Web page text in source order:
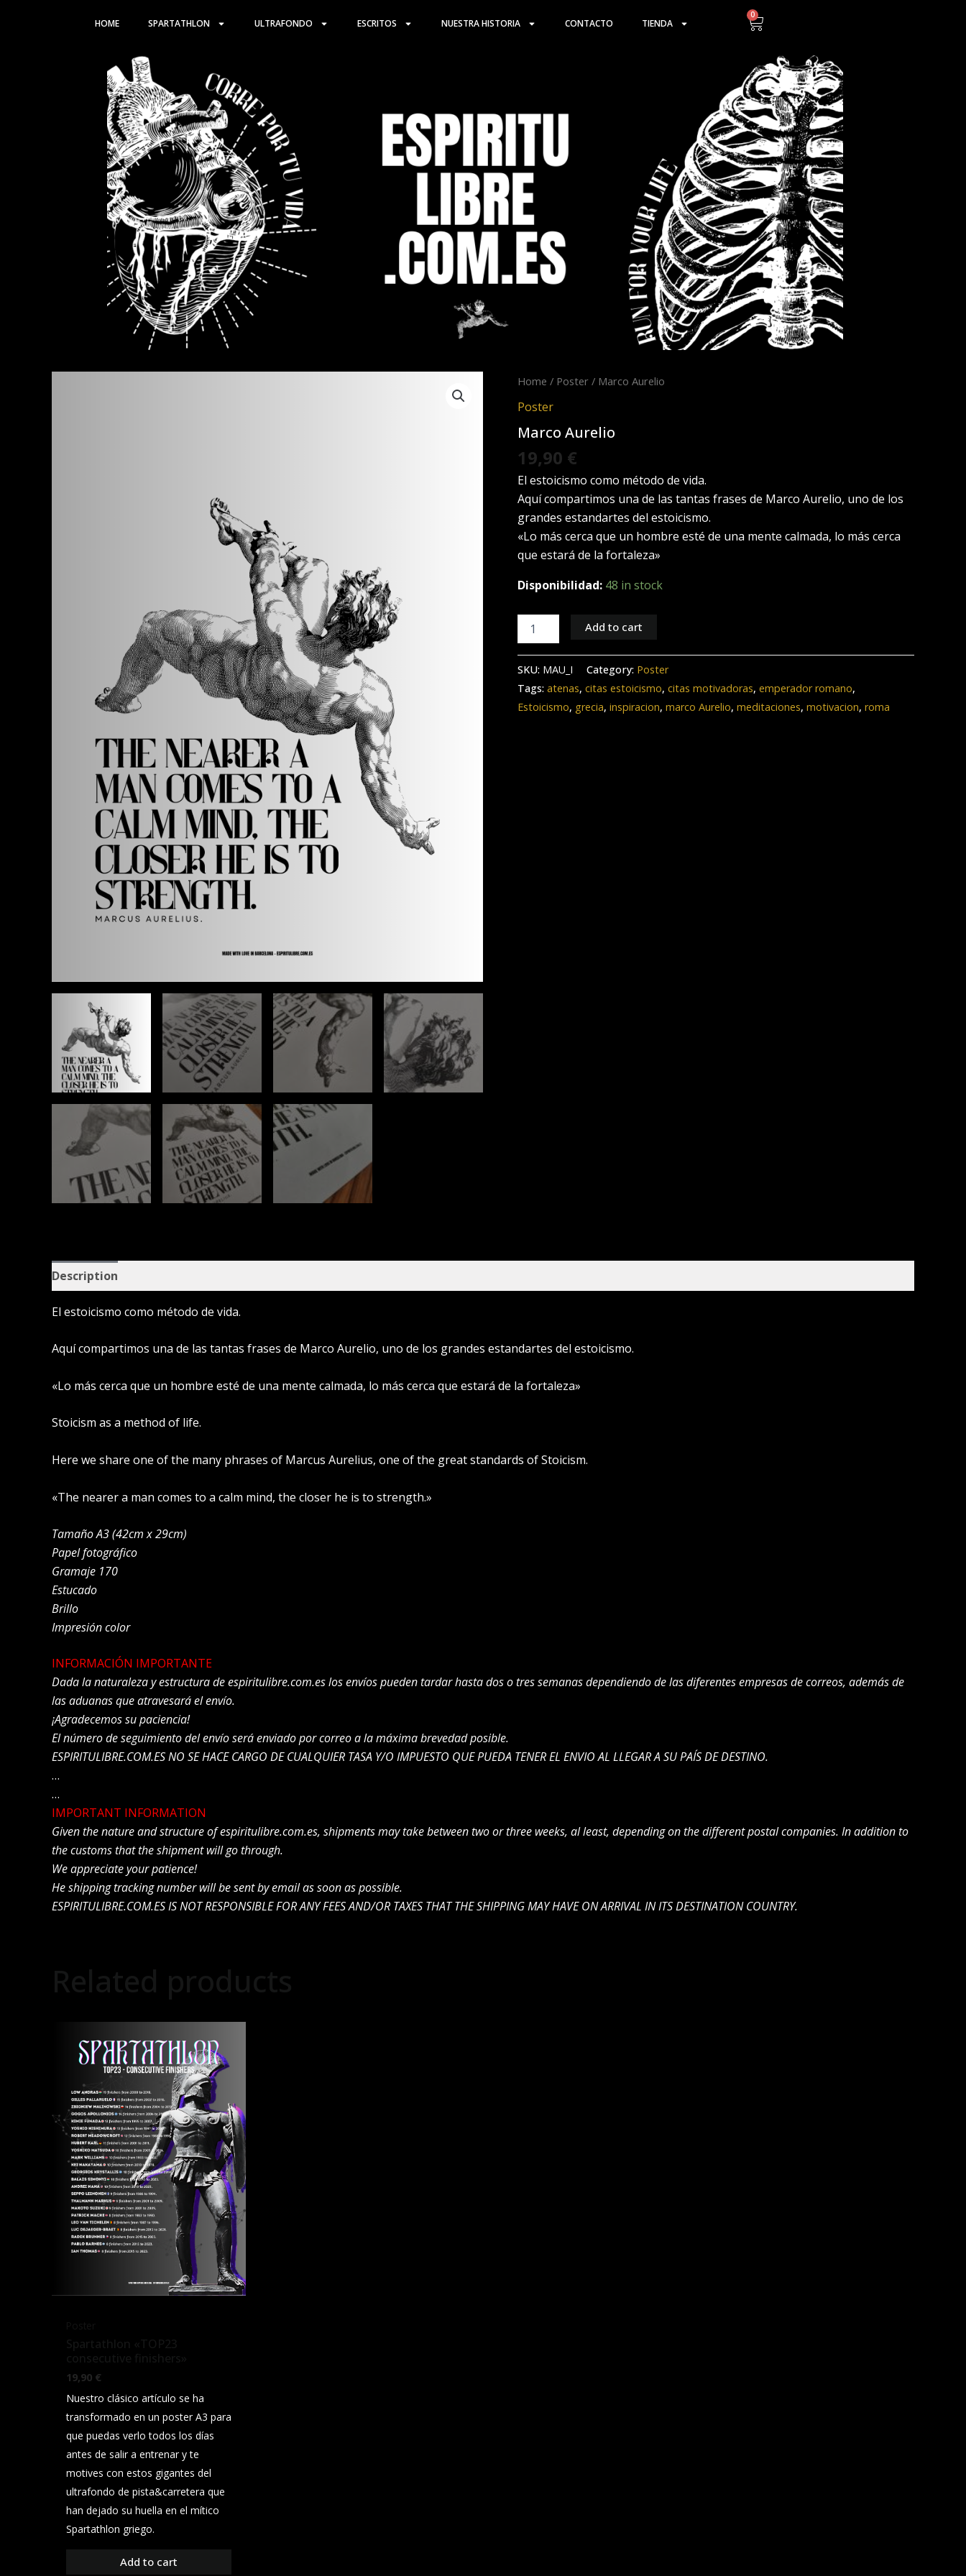
HOME SPARTATHLON ULTRAFONDO ESCRITOS NUESTRA HISTORIA CONTACTO TIENDA
0
Home / Poster / Marco Aurelio
Poster
Marco Aurelio
19,90 €
El estoicismo como método de vida.
Aquí compartimos una de las tantas frases de Marco Aurelio, uno de los
grandes estandartes del estoicismo.
«Lo más cerca que un hombre esté de una mente calmada, lo más cerca
que estará de la fortaleza»
Disponibilidad: 48 in stock
Marco
quantity
Add to cart
SKU: MAU_I Category: Poster
Tags: atenas, citas estoicismo, citas motivadoras, emperador romano,
Estoicismo, grecia, inspiracion, marco Aurelio, meditaciones, motivacion, roma
Description
El estoicismo como método de vida.
Aquí compartimos una de las tantas frases de Marco Aurelio, uno de los grandes estandartes del estoicismo.
«Lo más cerca que un hombre esté de una mente calmada, lo más cerca que estará de la fortaleza»
Stoicism as a method of life.
Here we share one of the many phrases of Marcus Aurelius, one of the great standards of Stoicism.
«The nearer a man comes to a calm mind, the closer he is to strength.»
Tamaño A3 (42cm x 29cm)
Papel fotográfico
Gramaje 170
Estucado
Brillo
Impresión color
INFORMACIÓN IMPORTANTE
Dada la naturaleza y estructura de espiritulibre.com.es los envíos pueden tardar hasta dos o tres semanas dependiendo de las diferentes empresas de correos, además de
las aduanas que atravesará el envío.
¡Agradecemos su paciencia!
El número de seguimiento del envío será enviado por correo a la máxima brevedad posible.
ESPIRITULIBRE.COM.ES NO SE HACE CARGO DE CUALQUIER TASA Y/O IMPUESTO QUE PUEDA TENER EL ENVIO AL LLEGAR A SU PAÍS DE DESTINO.
…
…
IMPORTANT INFORMATION
Given the nature and structure of espiritulibre.com.es, shipments may take between two or three weeks, al least, depending on the different postal companies. In addition to
the customs that the shipment will go through.
We appreciate your patience!
He shipping tracking number will be sent by email as soon as possible.
ESPIRITULIBRE.COM.ES IS NOT RESPONSIBLE FOR ANY FEES AND/OR TAXES THAT THE SHIPPING MAY HAVE ON ARRIVAL IN ITS DESTINATION COUNTRY.
19,90 €
Nuestro clásico artículo se ha
transformado en un poster A3 para
que puedas verlo todos los días
antes de salir a entrenar y te
motives con estos gigantes del
ultrafondo de pista&carretera que
han dejado su huella en el mítico
Spartathlon griego.
Add to cart